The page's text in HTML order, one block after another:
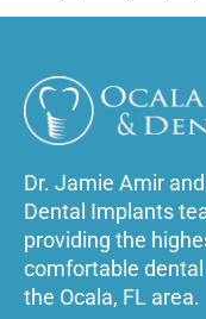
Dr. Jamie Amir
Dental Implants
providing the
comfortable
the Ocala, FL area.